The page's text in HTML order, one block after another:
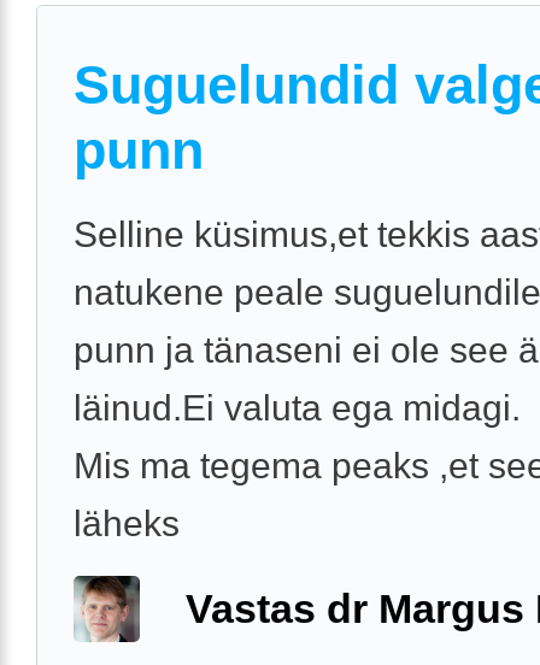
Suguelundid
punn
Selline küsimus,et tekkis
natukene peale
punn ja tänaseni ei ole see
läinud.Ei valuta ega midagi.
Mis ma tegema peaks ,et
läheks
Vastas dr Margus